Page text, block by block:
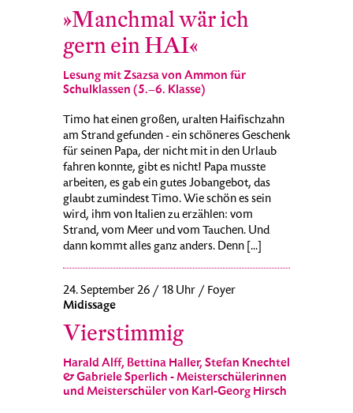
»Manchmal wär ich
gern ein HAI«
Lesung mit Zsazsa von Ammon für
Schulklassen (5.–6. Klasse)
Timo hat einen großen, uralten Haifischzahn
am Strand gefunden - ein schöneres Geschenk
für seinen Papa, der nicht mit in den Urlaub
fahren konnte, gibt es nicht! Papa musste
arbeiten, es gab ein gutes Jobangebot, das
glaubt zumindest Timo. Wie schön es sein
wird, ihm von Italien zu erzählen: vom
Strand, vom Meer und vom Tauchen. Und
dann kommt alles ganz anders. Denn [...]
24. September 26 / 18 Uhr / Foyer
Midissage
Vierstimmig
Harald Alff, Bettina Haller, Stefan Knechtel
& Gabriele Sperlich - Meisterschülerinnen
und Meisterschüler von Karl-Georg Hirsch